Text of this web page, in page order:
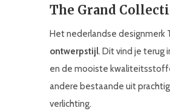
The Grand
Het nederlandse designmerk
ontwerpstijl. Dit vind je terug
en de mooiste
andere bestaande uit
verlichting.